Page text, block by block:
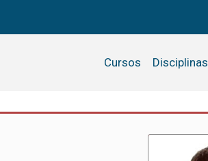
Cursos Disciplinas